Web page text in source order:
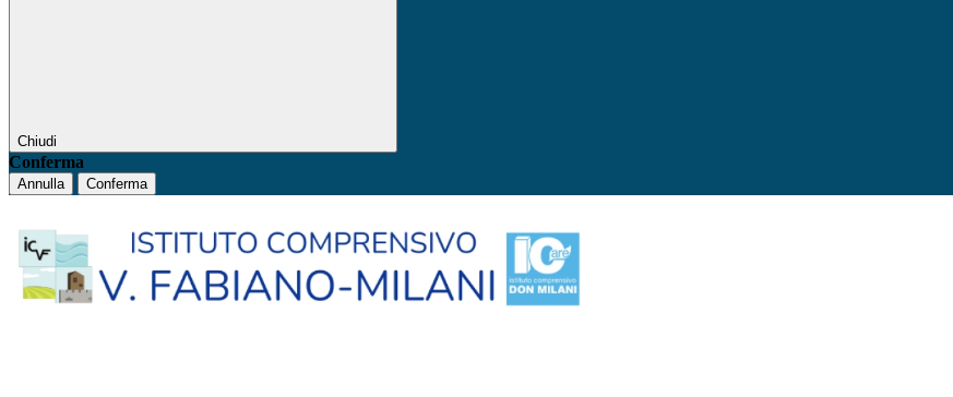
Chiudi
Conferma
Annulla Conferma